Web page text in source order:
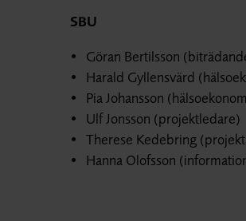
SBU
Göran Bertilsson
Harald Gyllensvärd
Pia Johansson
Ulf Jonsson (projektledare)
Therese Kedebring
Hanna Olofsson